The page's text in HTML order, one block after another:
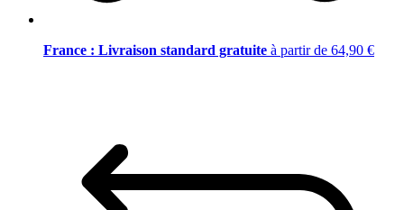
France : Livraison standard gratuite à partir de 64,90 €